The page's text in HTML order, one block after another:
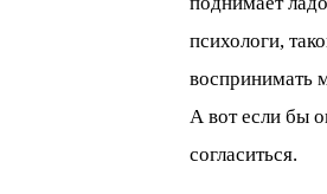
психологи,
воспринимать
А вот если бы
согласиться.